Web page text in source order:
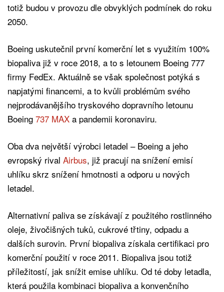
totiž budou v provozu dle obvyklých podmínek do roku
2050.
Boeing uskutečnil první komerční let s využitím 100%
biopaliva již v roce 2018, a to s letounem Boeing 777
firmy FedEx. Aktuálně se však společnost potýká s
napjatými financemi, a to kvůli problémům svého
nejprodávanějšího tryskového dopravního letounu
Boeing 737 MAX a pandemii koronaviru.
Oba dva největší výrobci letadel – Boeing a jeho
evropský rival Airbus, již pracují na snížení emisí
uhlíku skrz snížení hmotnosti a odporu u nových
letadel.
Alternativní paliva se získávají z použitého rostlinného
oleje, živočišných tuků, cukrové třtiny, odpadu a
dalších surovin. První biopaliva získala certifikaci pro
komerční použití v roce 2011. Biopaliva jsou totiž
příležitostí, jak snížit emise uhlíku. Od té doby letadla,
která použila kombinaci biopaliva a konvenčního